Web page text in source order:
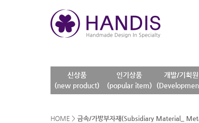
신상품
(new product)
인기상품
(popular item)
개발/기획
HOME > 금속/가방부자재(Subsidiary Material_